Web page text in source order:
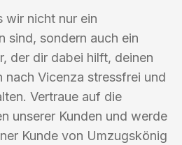
wir nicht nur ein
sind, sondern auch ein
der dir dabei hilft, deinen
nach Vicenza stressfrei und
Vertraue auf die
unserer Kunden und werde
Kunde von Umzugskönig